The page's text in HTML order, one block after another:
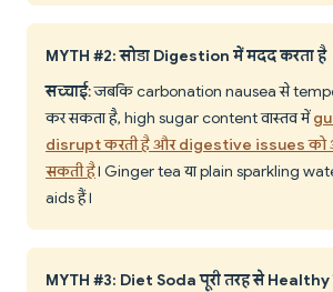
MYTH #2: सोडा Digestion में मदद करता है
सच्चाई: जबकि carbonation nausea से
कर सकता है, high sugar content वास्तव में
disrupt करती है और digestive issues को
सकती है। Ginger tea या plain sparkling
aids हैं।
MYTH #3: Diet Soda पूरी तरह से Healthy